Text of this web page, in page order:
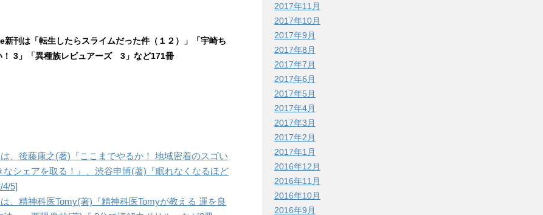
刊は「転生したらスライムだった件（１２）」「宇崎ち
！ 3」「異種族レビュアーズ 3」など171冊
、後藤康之(著)『ここまでやるか！ 地域密着のスゴい
シェアを取る！』、渋谷申博(著)『眠れなくなるほど
4/5]
、精神科医Tomy(著)『精神科医Tomyが教える 運を良
2017年11月
2017年10月
2017年9月
2017年8月
2017年7月
2017年6月
2017年5月
2017年4月
2017年3月
2017年2月
2017年1月
2016年12月
2016年11月
2016年10月
2016年9月